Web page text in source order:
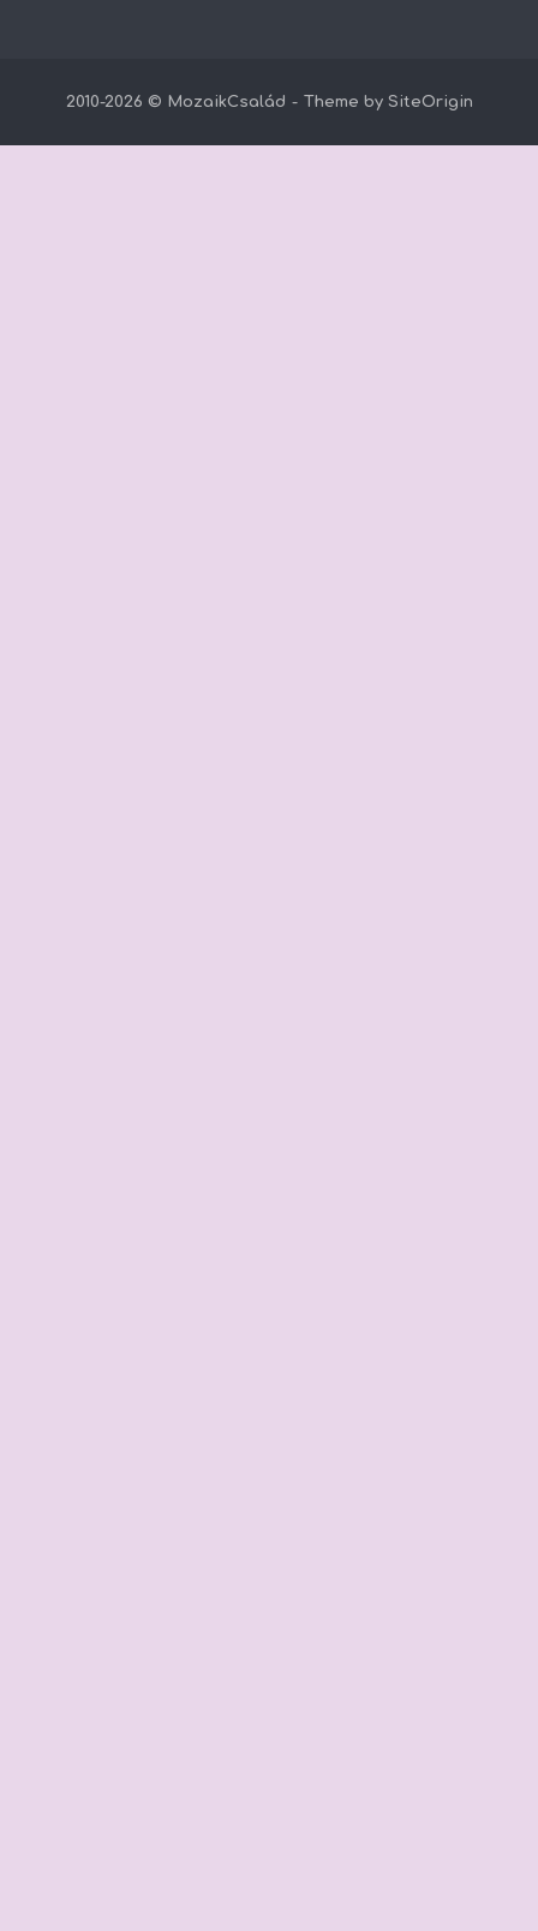
2010-2026 © MozaikCsalád Theme by SiteOrigin